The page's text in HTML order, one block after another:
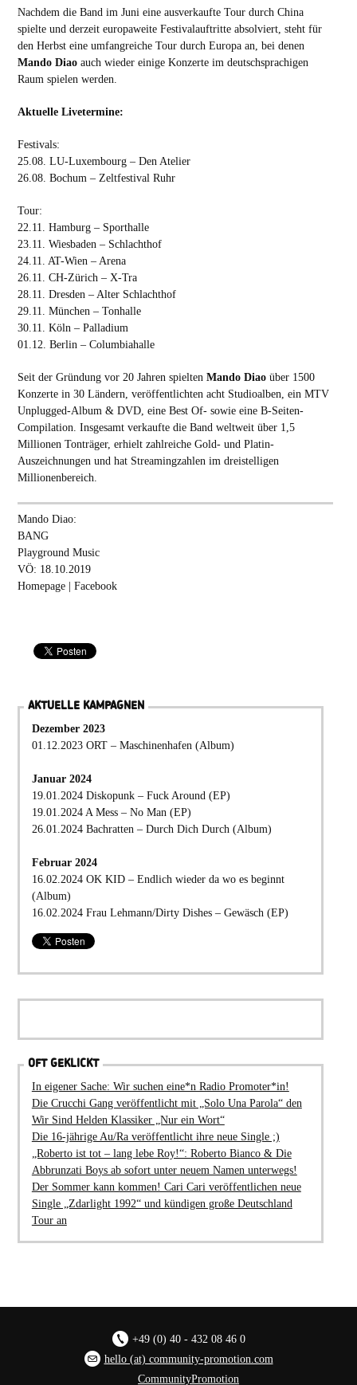
Nachdem die Band im Juni eine ausverkaufte Tour durch China
spielte und derzeit europaweite Festivalauftritte absolviert, steht für
den Herbst eine umfangreiche Tour durch Europa an, bei denen
Mando Diaoauch wieder einige Konzerte im deutschsprachigen
Raum spielen werden.
Aktuelle Livetermine:
Festivals:
25.08. LU-Luxembourg – Den Atelier
26.08. Bochum – Zeltfestival Ruhr
Tour:
22.11. Hamburg – Sporthalle
23.11. Wiesbaden – Schlachthof
24.11. AT-Wien – Arena
26.11. CH-Zürich – X-Tra
28.11. Dresden – Alter Schlachthof
29.11. München – Tonhalle
30.11. Köln – Palladium
01.12. Berlin – Columbiahalle
Seit der Gründung vor 20 Jahren spielten Mando Diaoüber 1500
Konzerte in 30 Ländern, veröffentlichten acht Studioalben, ein MTV
Unplugged-Album & DVD, eine Best Of- sowie eine B-Seiten-
Compilation. Insgesamt verkaufte die Band weltweit über 1,5
Millionen Tonträger, erhielt zahlreiche Gold- und Platin-
Auszeichnungen und hat Streamingzahlen im dreistelligen
Millionenbereich.
Mando Diao:
BANG
Playground Music
VÖ: 18.10.2019
Homepage | Facebook
AKTUELLE KAMPAGNEN
Dezember 2023
01.12.2023 ORT – Maschinenhafen (Album)
Januar 2024
19.01.2024 Diskopunk – Fuck Around (EP)
19.01.2024 A Mess – No Man (EP)
26.01.2024 Bachratten – Durch Dich Durch (Album)
Februar 2024
16.02.2024 OK KID – Endlich wieder da wo es beginnt
(Album)
16.02.2024 Frau Lehmann/Dirty Dishes – Gewäsch (EP)
OFT GEKLICKT
In eigener Sache: Wir suchen eine*n Radio Promoter*in!
Die Crucchi Gang veröffentlicht mit „Solo Una Parola“ den
Wir Sind Helden Klassiker „Nur ein Wort“
Die 16-jährige Au/Ra veröffentlicht ihre neue Single ;)
„Roberto ist tot – lang lebe Roy!“: Roberto Bianco & Die
Abbrunzati Boys ab sofort unter neuem Namen unterwegs!
Der Sommer kann kommen! Cari Cari veröffentlichen neue
Single „Zdarlight 1992“ und kündigen große Deutschland
Tour an
+49 (0) 40 - 432 08 46 0
hello (at) community-promotion.com
CommunityPromotion